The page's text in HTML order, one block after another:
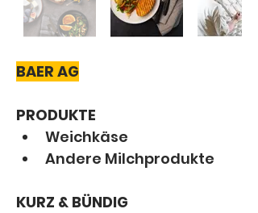
BAER AG
PRODUKTE
Weichkäse
Andere Milchprodukte
KURZ & BÜNDIG